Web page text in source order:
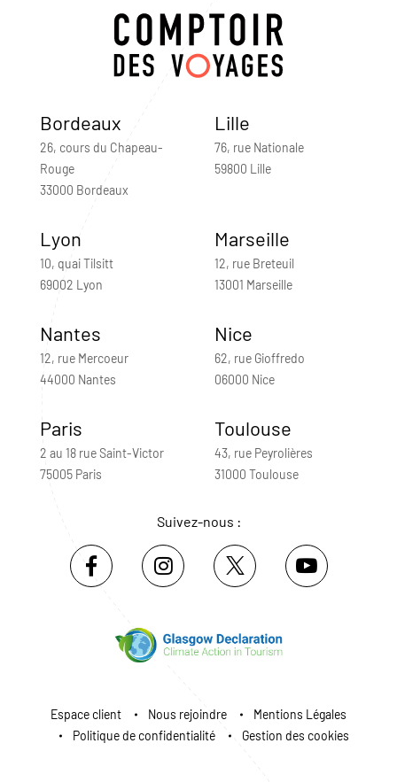
Bordeaux
26, cours du Chapeau-
Rouge
33000 Bordeaux
Lille
76, rue Nationale
59800 Lille
Lyon
10, quai Tilsitt
69002 Lyon
Marseille
12, rue Breteuil
13001 Marseille
Nantes
12, rue Mercoeur
44000 Nantes
Nice
62, rue Gioffredo
06000 Nice
Paris
2 au 18 rue Saint-Victor
75005 Paris
Toulouse
43, rue Peyrolières
31000 Toulouse
Suivez-nous :
Espace client Nous rejoindre
Mentions Légales
Politique de confidentialité
Gestion des cookies